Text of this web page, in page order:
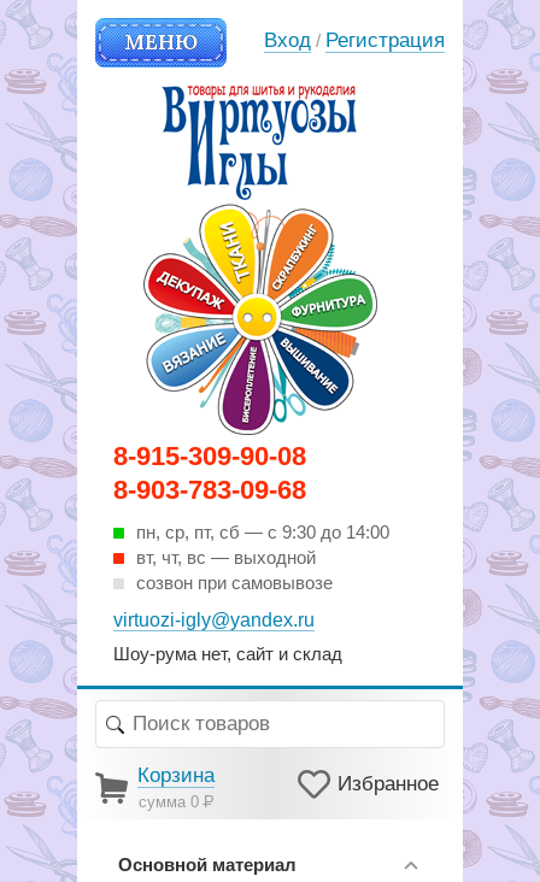
8-915-309-90-08
8-903-783-09-68
пн, ср, пт, cб — с 9:30 до 14:00
вт, чт, вс — выходной
созвон при самовывозе
virtuozi-igly@yandex.ru
Шоу-рума нет, сайт и склад
МЕНЮ
Вирутозы иглы. Товары для
шитья и рукоделья
Вход / Регистрация
Корзина
сумма 0Р
Избранное
Основной материал